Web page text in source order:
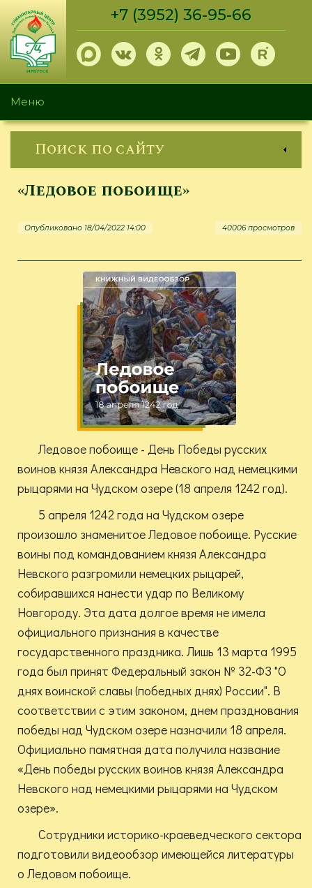
Перейти
основному
содержанию
+7 (3952) 36-95-66
Меню
Поиск по сайту
«Ледовое побоище»
Опубликовано 18/04/2022 14:00 40006 просмотров
Ледовое побоище - День Победы русских
воинов князя Александра Невского над немецкими
рыцарями на Чудском озере (18 апреля 1242 год).
5 апреля 1242 года на Чудском озере
произошло знаменитое Ледовое побоище. Русские
воины под командованием князя Александра
Невского разгромили немецких рыцарей,
собиравшихся нанести удар по Великому
Новгороду. Эта дата долгое время не имела
официального признания в качестве
государственного праздника. Лишь 13 марта 1995
года был принят Федеральный закон № 32-ФЗ "О
днях воинской славы (победных днях) России". В
соответствии с этим законом, днем празднования
победы над Чудском озере назначили 18 апреля.
Официально памятная дата получила название
«День победы русских воинов князя Александра
Невского над немецкими рыцарями на Чудском
озере».
Сотрудники историко-краеведческого сектора
подготовили видеообзор имеющейся литературы
о Ледовом побоище.